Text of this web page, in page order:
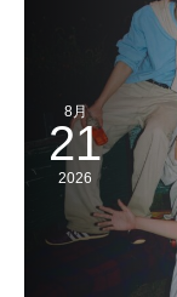
8月
21
2026